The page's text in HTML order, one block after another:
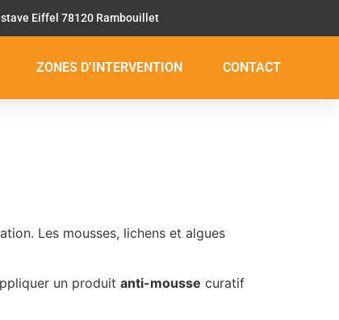
Eiffel 78120 Rambouillet
ZONES D’INTERVENTION CONTACT
Les mousses, lichens et algues
un produit anti-mousse curatif